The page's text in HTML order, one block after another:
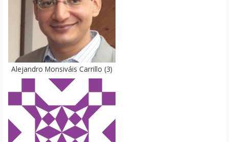
Alejandro Monsiváis Carrillo(3)